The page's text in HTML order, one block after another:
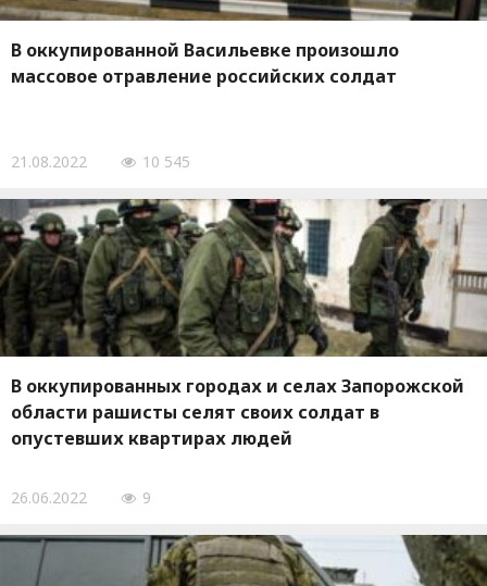
В оккупированной Васильевке произошло
массовое отравление российских солдат
21.08.2022 10 545
В оккупированных городах и селах Запорожской
области рашисты селят своих солдат в
опустевших квартирах людей
26.06.2022 9